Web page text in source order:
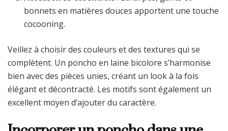
bonnets en matières douces apportent une touche
cocooning.
Veillez à choisir des couleurs et des textures qui se
complètent. Un poncho en laine bicolore s’harmonise
bien avec des pièces unies, créant un look à la fois
élégant et décontracté. Les motifs sont également un
excellent moyen d’ajouter du caractère.